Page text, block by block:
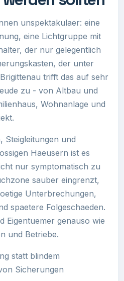
unspektakulaer: eine
eine Lichtgruppe mit
der nur gelegentlich
der unter
trifft das auf sehr
zu - von Altbau und
Wohnanlage und
Steigleitungen und
Haeusern ist es
nur symptomatisch zu
sauber eingrenzt,
Unterbrechungen,
spaetere Folgeschaeden.
Eigentuemer genauso wie
und Betriebe.
statt blindem
Sicherungen